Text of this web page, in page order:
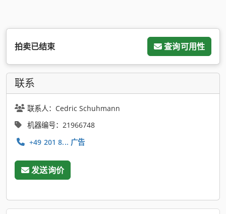
拍卖已结束 查询可用性
联系
联系人：Cedric Schuhmann
机器编号：21966748
+49 201 8... 广告
发送询价